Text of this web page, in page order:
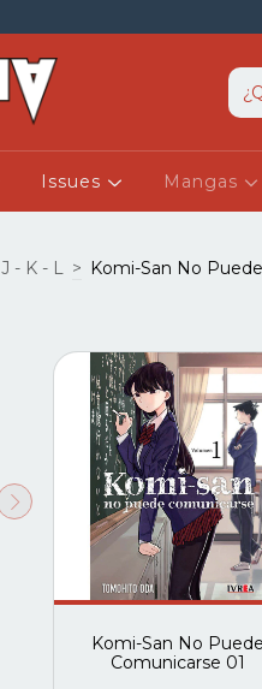
Issues Mangas
J - K - L > Komi-San No
Komi-San No Puede
Comunicarse 01